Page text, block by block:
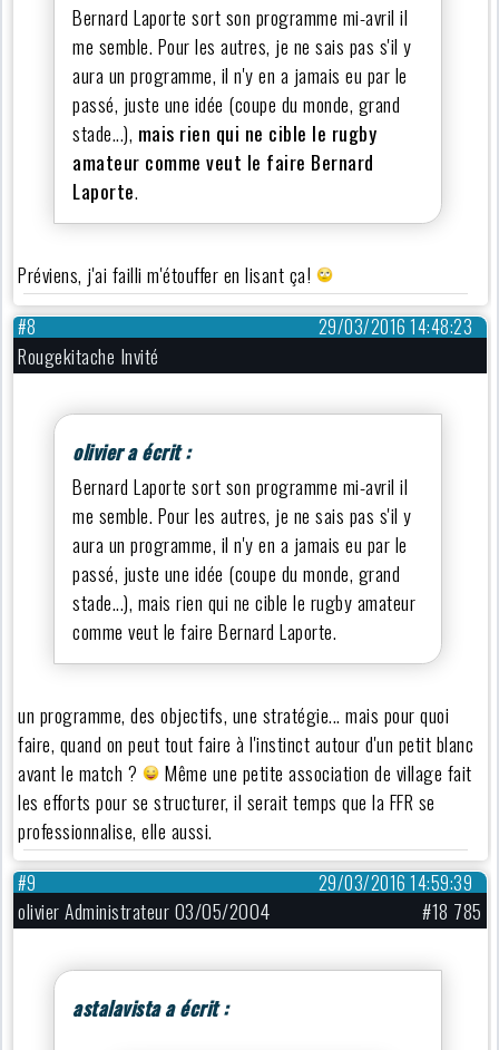
Bernard Laporte sort son programme mi-avril il
me semble. Pour les autres, je ne sais pas s'il y
aura un programme, il n'y en a jamais eu par le
passé, juste une idée (coupe du monde, grand
stade...), mais rien qui ne cible le rugby
amateur comme veut le faire Bernard
Laporte.
Préviens, j'ai failli m'étouffer en lisant ça!
29/03/2016 14:48:23
#8
Rougekitache Invité
olivier a écrit :
Bernard Laporte sort son programme mi-avril il
me semble. Pour les autres, je ne sais pas s'il y
aura un programme, il n'y en a jamais eu par le
passé, juste une idée (coupe du monde, grand
stade...), mais rien qui ne cible le rugby amateur
comme veut le faire Bernard Laporte.
un programme, des objectifs, une stratégie... mais pour quoi
faire, quand on peut tout faire à l'instinct autour d'un petit blanc
avant le match ?
Même une petite association de village fait
les efforts pour se structurer, il serait temps que la FFR se
professionnalise, elle aussi.
29/03/2016 14:59:39
#9
olivier Administrateur 03/05/2004 #18 785
astalavista a écrit :